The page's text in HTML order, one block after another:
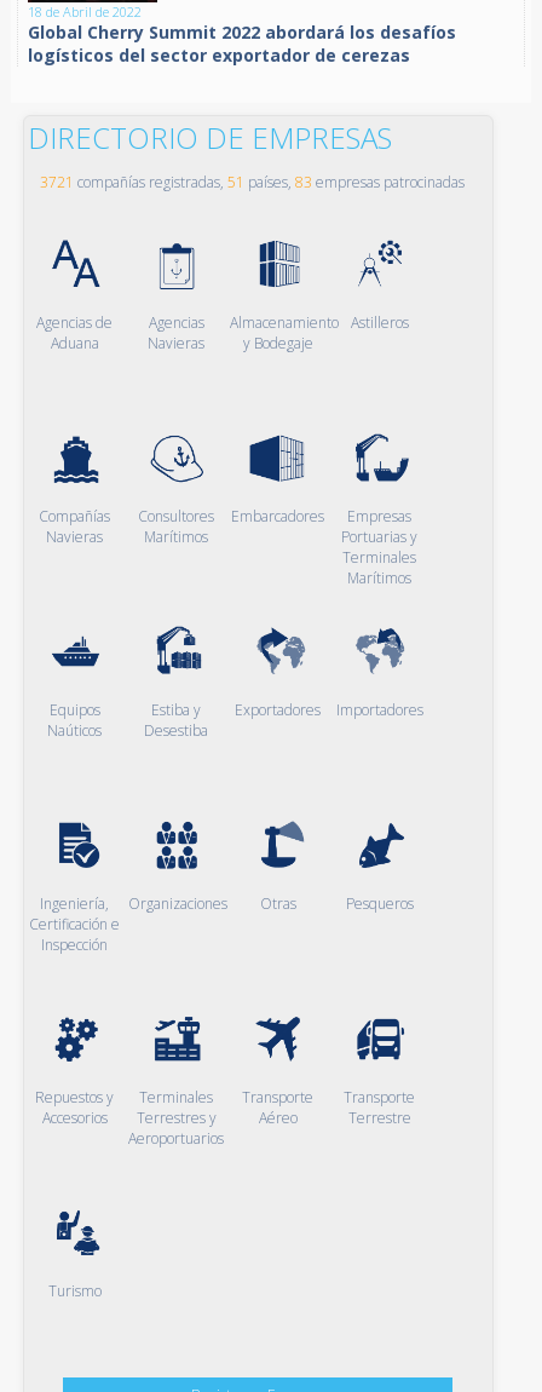
18 de Abril de 2022
Global Cherry Summit 2022 abordará los desafíos
logísticos del sector exportador de cerezas
DIRECTORIO DE EMPRESAS
3721 compañías registradas, 51 países, 83 empresas patrocinadas
Agencias de
Aduana
Agencias
Navieras
Almacenamiento
y Bodegaje
Astilleros
Compañías
Navieras
Consultores
Marítimos
Embarcadores
Empresas
Portuarias y
Terminales
Marítimos
Equipos
Naúticos
Estiba y
Desestiba
Exportadores Importadores
Ingeniería,
Certificación e
Inspección
Organizaciones Otras Pesqueros
Repuestos y
Accesorios
Terminales
Terrestres y
Aeroportuarios
Transporte
Aéreo
Transporte
Terrestre
Turismo